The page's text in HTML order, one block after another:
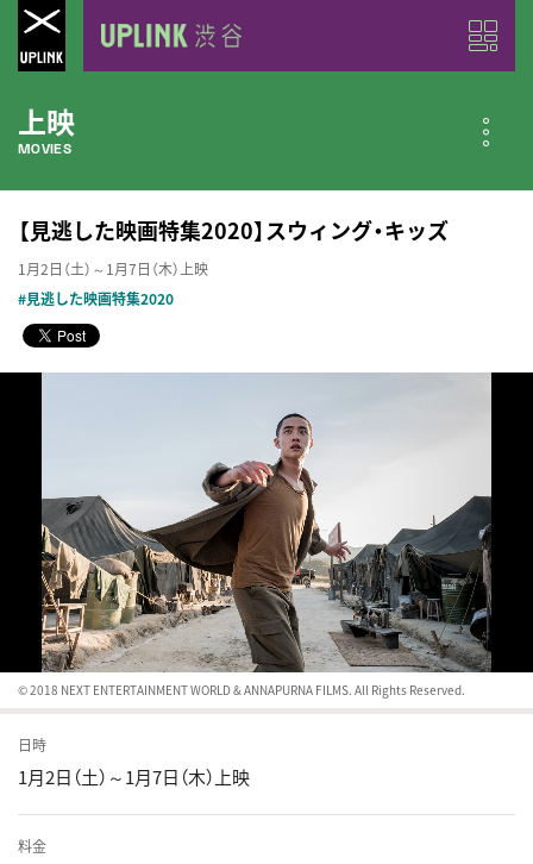
上映
MOVIES
公開中の作品
近日公開の作品
COMING SOON
【見逃した映画特集2020】スウィング・キッズ
1月2日（土）～1月7日（木）上映
#見逃した映画特集2020
© 2018 NEXT ENTERTAINMENT WORLD & ANNAPURNA FILMS. All Rights Reserved.
日時
1月2日（土）～1月7日（木）上映
料金